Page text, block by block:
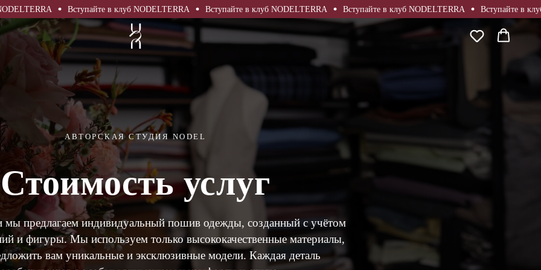
Вступайте в клуб NODELTERRA Вступайте в клуб NODELTERRA Вступайте в клуб NODELTERRA Вступайте в клуб
одежда
& кастомизация
услуг
АВТОРСКАЯ СТУДИЯ NODEL
Стоимость услуг
мы предлагаем индивидуальный пошив одежды, созданный с учётом
и фигуры. Мы используем только высококачественные материалы,
вам уникальные и эксклюзивные модели. Каждая деталь